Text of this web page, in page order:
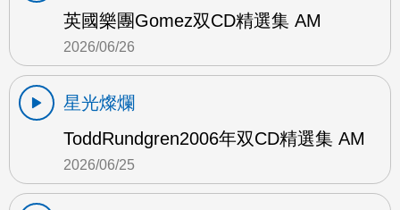
英國樂團Gomez双CD精選集 AM
2026/06/26
星光燦爛
ToddRundgren2006年双CD精選集 AM
2026/06/25